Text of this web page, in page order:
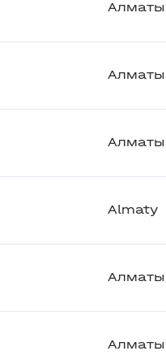
Алматы
Алматы
Алматы
Almaty
Алматы
Алматы